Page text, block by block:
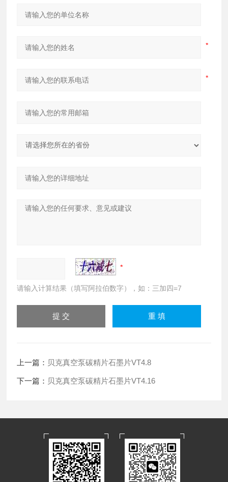
请输入计算结果（填写阿拉伯数字），如：三加四=7
上一篇： 贝克真空泵碳精片石墨片VT4.8
下一篇： 贝克真空泵碳精片石墨片VT4.16